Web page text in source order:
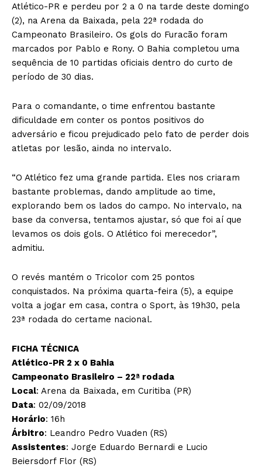
Atlético-PR e perdeu por 2 a 0 na tarde deste domingo
(2), na Arena da Baixada, pela 22ª rodada do
Campeonato Brasileiro. Os gols do Furacão foram
marcados por Pablo e Rony. O Bahia completou uma
sequência de 10 partidas oficiais dentro do curto de
período de 30 dias.
Para o comandante, o time enfrentou bastante
dificuldade em conter os pontos positivos do
adversário e ficou prejudicado pelo fato de perder dois
atletas por lesão, ainda no intervalo.
“O Atlético fez uma grande partida. Eles nos criaram
bastante problemas, dando amplitude ao time,
explorando bem os lados do campo. No intervalo, na
base da conversa, tentamos ajustar, só que foi aí que
levamos os dois gols. O Atlético foi merecedor”,
admitiu.
O revés mantém o Tricolor com 25 pontos
conquistados. Na próxima quarta-feira (5), a equipe
volta a jogar em casa, contra o Sport, às 19h30, pela
23ª rodada do certame nacional.
FICHA TÉCNICA
Atlético-PR 2 x 0 Bahia
Campeonato Brasileiro – 22ª rodada
Local: Arena da Baixada, em Curitiba (PR)
Data: 02/09/2018
Horário: 16h
Árbitro: Leandro Pedro Vuaden (RS)
Assistentes: Jorge Eduardo Bernardi e Lucio
Beiersdorf Flor (RS)